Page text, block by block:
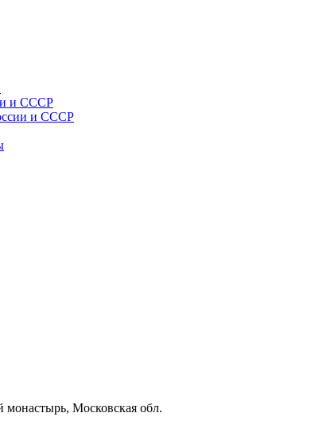
и СССР
и СССР
монастырь, Московская обл.